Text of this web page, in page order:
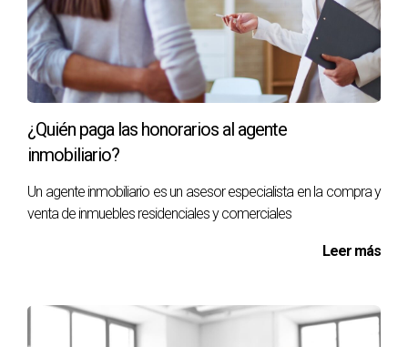
¿Quién paga las honorarios al agente
inmobiliario?
Un agente inmobiliario es un asesor especialista en la compra y
venta de inmuebles residenciales y comerciales
Leer más